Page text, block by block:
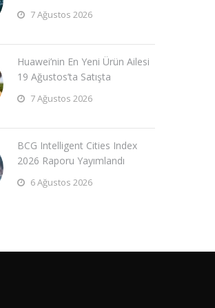
7 Ağustos 2026
Huawei’nin En Yeni Ürün Ailesi
19 Ağustos’ta Satışta
7 Ağustos 2026
BCG Intelligent Cities Index
2026 Raporu Yayımlandı
6 Ağustos 2026